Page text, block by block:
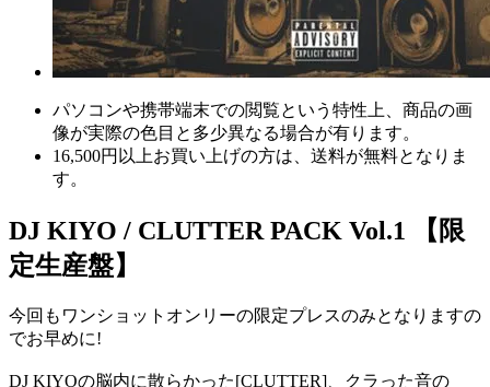
パソコンや携帯端末での閲覧という特性上、商品の画
像が実際の色目と多少異なる場合が有ります。
16,500円以上お買い上げの方は、 送料が無料となりま
す。
DJ KIYO / CLUTTER PACK Vol.1 【限
定生産盤】
今回もワンショットオンリーの限定プレスのみとなりますの
でお早めに!
DJ KIYOの脳内に散らかった[CLUTTER]、クラった音の